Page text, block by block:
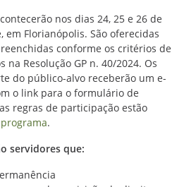
nos dias 24, 25 e 26 de
Florianópolis. São oferecidas
conforme os critérios de
na Resolução GP n. 40/2024. Os
do público-alvo receberão um e-
o link para o formulário de
regras de participação estão
.
servidores que: